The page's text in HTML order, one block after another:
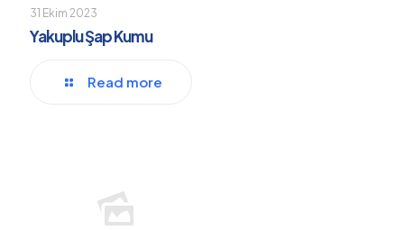
31 Ekim 2023
Yakuplu Şap Kumu
Read more